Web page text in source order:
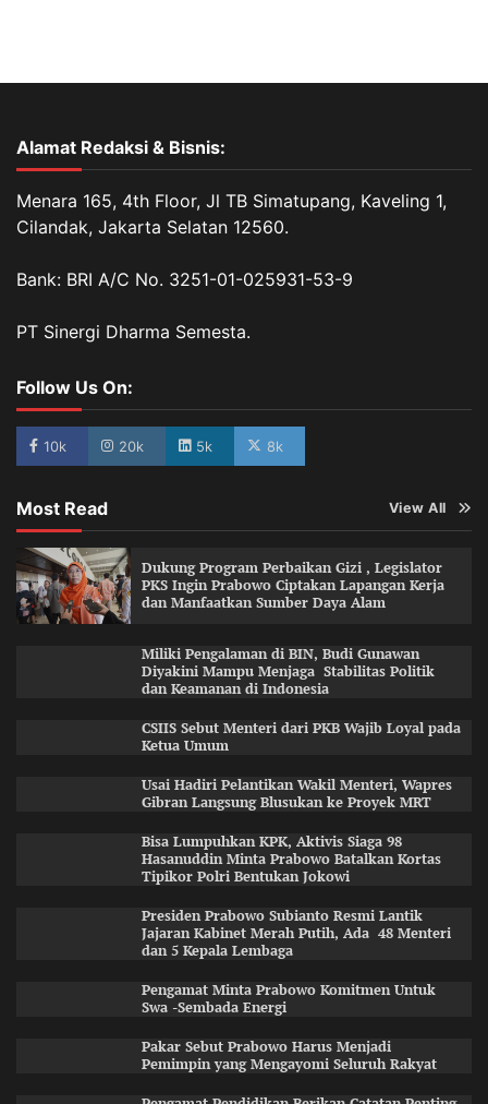
Alamat Redaksi & Bisnis:
Menara 165, 4th Floor, Jl TB Simatupang, Kaveling 1,
Cilandak, Jakarta Selatan 12560.
Bank: BRI A/C No. 3251-01-025931-53-9
PT Sinergi Dharma Semesta.
Follow Us On:
10k 20k 5k 8k
Most Read View All
Dukung Program Perbaikan Gizi , Legislator
PKS Ingin Prabowo Ciptakan Lapangan Kerja
dan Manfaatkan Sumber Daya Alam
Miliki Pengalaman di BIN, Budi Gunawan
Diyakini Mampu Menjaga Stabilitas Politik
dan Keamanan di Indonesia
CSIIS Sebut Menteri dari PKB Wajib Loyal pada
Ketua Umum
Usai Hadiri Pelantikan Wakil Menteri, Wapres
Gibran Langsung Blusukan ke Proyek MRT
Bisa Lumpuhkan KPK, Aktivis Siaga 98
Hasanuddin Minta Prabowo Batalkan Kortas
Tipikor Polri Bentukan Jokowi
Presiden Prabowo Subianto Resmi Lantik
Jajaran Kabinet Merah Putih, Ada 48 Menteri
dan 5 Kepala Lembaga
Pengamat Minta Prabowo Komitmen Untuk
Swa -Sembada Energi
Pakar Sebut Prabowo Harus Menjadi
Pemimpin yang Mengayomi Seluruh Rakyat